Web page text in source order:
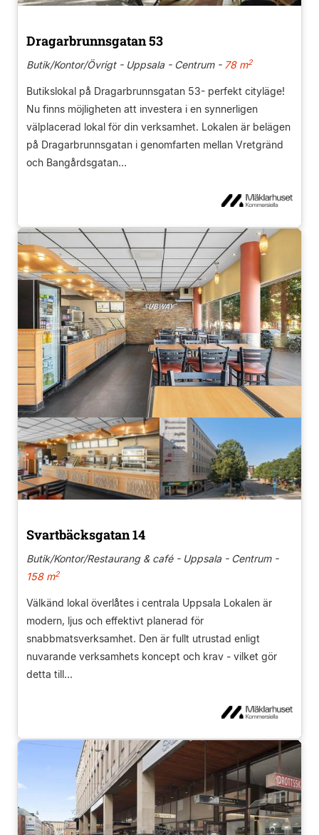
Dragarbrunnsgatan 53
Butik/Kontor/Övrigt - Uppsala - Centrum -78 m2
Butikslokal på Dragarbrunnsgatan 53- perfekt cityläge!
Nu finns möjligheten att investera i en synnerligen
välplacerad lokal för din verksamhet. Lokalen är belägen
på Dragarbrunnsgatan i genomfarten mellan Vretgränd
och Bangårdsgatan...
Svartbäcksgatan 14
Butik/Kontor/Restaurang & café - Uppsala - Centrum -
158 m2
Välkänd lokal överlåtes i centrala Uppsala Lokalen är
modern, ljus och effektivt planerad för
snabbmatsverksamhet. Den är fullt utrustad enligt
nuvarande verksamhets koncept och krav - vilket gör
detta till...